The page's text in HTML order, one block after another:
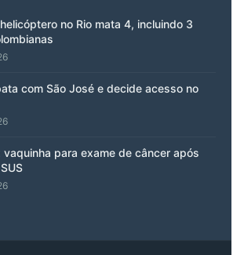
no Rio mata 4, incluindo 3
com São José e decide acesso no
vaquinha para exame de câncer após